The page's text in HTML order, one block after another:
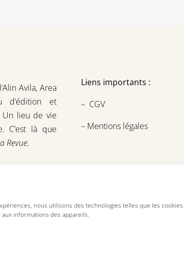
nous utilisons des technologies telles que les cookies
informations des appareils.
Avila, Area
d’édition et
Un lieu de vie
C’est là que
Revue.
Liens importants :
– CGV
–Mentions légales